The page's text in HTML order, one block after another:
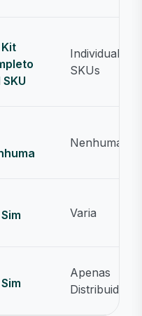
Kit
Individual —
SKUs
Nenhuma
Sim Varia
Sim
Apenas
Distribuidor